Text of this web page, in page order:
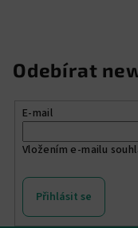
Odebírat
E-mail
Vložením e-mailu
Přihlásit se